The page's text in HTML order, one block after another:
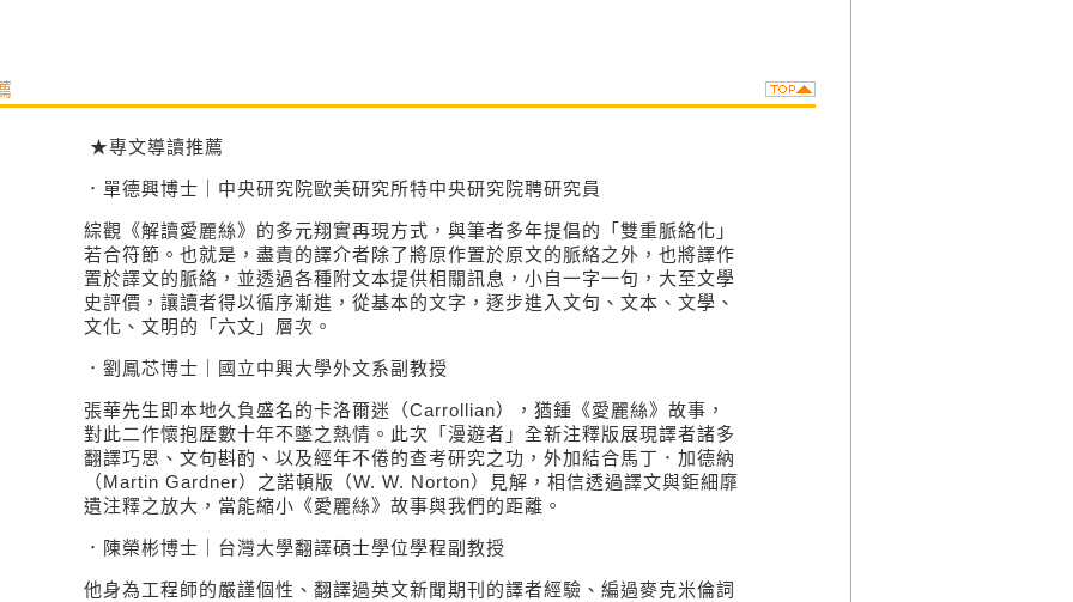
★專文導讀推薦
．單德興博士｜中央研究院歐美研究所特中央研究院聘研究員
綜觀《解讀愛麗絲》的多元翔實再現方式，與筆者多年提倡的「雙重脈絡化」
若合符節。也就是，盡責的譯介者除了將原作置於原文的脈絡之外，也將譯作
置於譯文的脈絡，並透過各種附文本提供相關訊息，小自一字一句，大至文學
史評價，讓讀者得以循序漸進，從基本的文字，逐步進入文句、文本、文學、
文化、文明的「六文」層次。
．劉鳳芯博士｜國立中興大學外文系副教授
張華先生即本地久負盛名的卡洛爾迷（Carrollian），猶鍾《愛麗絲》故事，
對此二作懷抱歷數十年不墜之熱情。此次「漫遊者」全新注釋版展現譯者諸多
翻譯巧思、文句斟酌、以及經年不倦的查考研究之功，外加結合馬丁．加德納
（Martin Gardner）之諾頓版（W. W. Norton）見解，相信透過譯文與鉅細靡
遺注釋之放大，當能縮小《愛麗絲》故事與我們的距離。
．陳榮彬博士｜台灣大學翻譯碩士學位學程副教授
他身為工程師的嚴謹個性、翻譯過英文新聞期刊的譯者經驗、編過麥克米倫詞